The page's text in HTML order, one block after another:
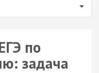
по
задача